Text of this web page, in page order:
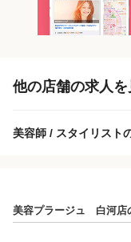
「正社
他の店舗の求人を
美容師 / スタイリスト
美容プラージュ 白河店